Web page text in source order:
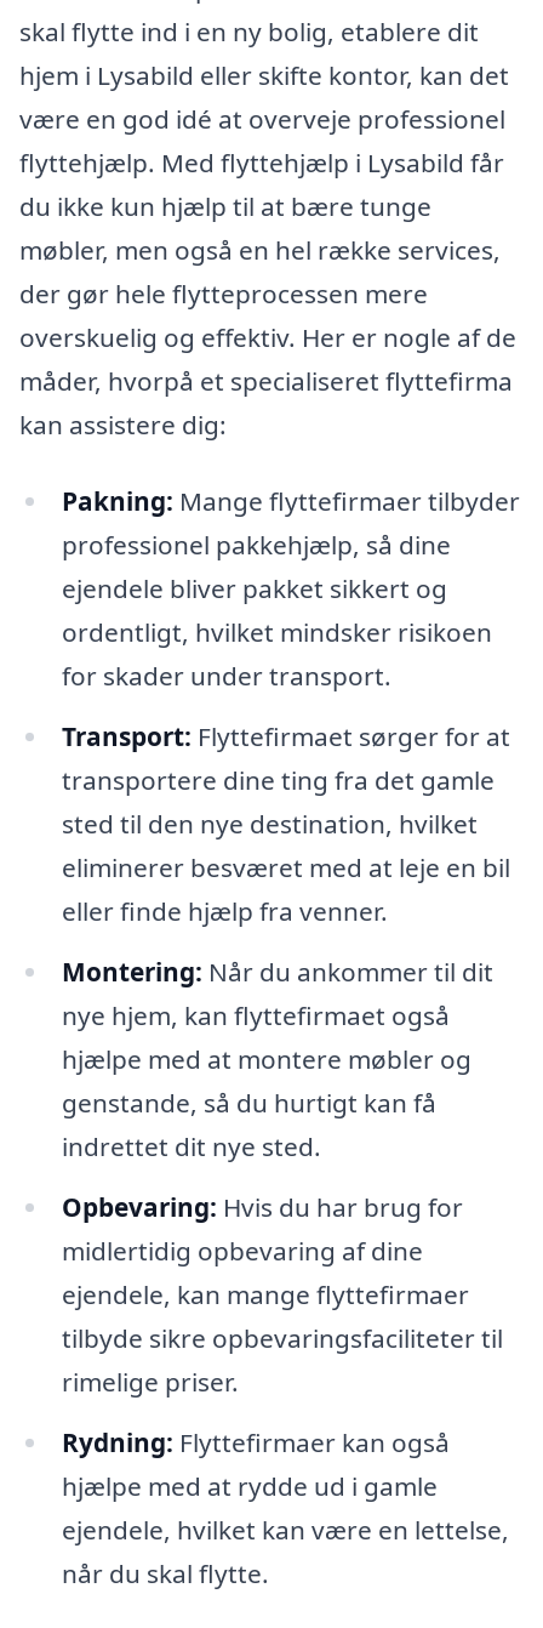
skal flytte ind i en ny bolig, etablere dit
hjem i Lysabild eller skifte kontor, kan det
være en god idé at overveje professionel
flyttehjælp. Med flyttehjælp i Lysabild får
du ikke kun hjælp til at bære tunge
møbler, men også en hel række services,
der gør hele flytteprocessen mere
overskuelig og effektiv. Her er nogle af de
måder, hvorpå et specialiseret flyttefirma
kan assistere dig:
Pakning: Mange flyttefirmaer tilbyder
professionel pakkehjælp, så dine
ejendele bliver pakket sikkert og
ordentligt, hvilket mindsker risikoen
for skader under transport.
Transport: Flyttefirmaet sørger for at
transportere dine ting fra det gamle
sted til den nye destination, hvilket
eliminerer besværet med at leje en bil
eller finde hjælp fra venner.
Montering: Når du ankommer til dit
nye hjem, kan flyttefirmaet også
hjælpe med at montere møbler og
genstande, så du hurtigt kan få
indrettet dit nye sted.
Opbevaring: Hvis du har brug for
midlertidig opbevaring af dine
ejendele, kan mange flyttefirmaer
tilbyde sikre opbevaringsfaciliteter til
rimelige priser.
Rydning: Flyttefirmaer kan også
hjælpe med at rydde ud i gamle
ejendele, hvilket kan være en lettelse,
når du skal flytte.